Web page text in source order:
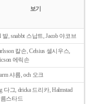
보기
발, snabbt 스납트, Jacob 야코브
칼손, Celsius 셀시우스,
에릭손
샤름, och 오크
다그, dricka 드리카, Halmstad
스타드